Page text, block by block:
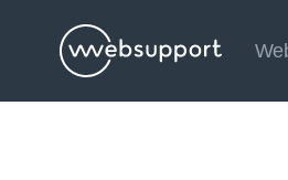
Websupport